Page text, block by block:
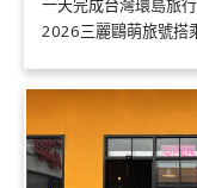
一天完成台灣環島旅
2026三麗鷗萌旅號搭